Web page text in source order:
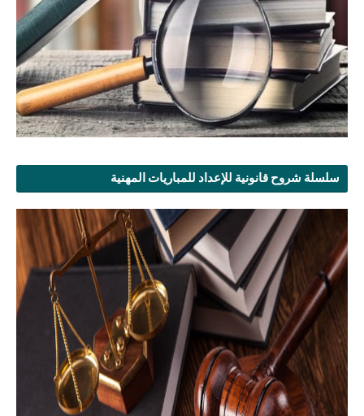
سلسلة شروح قانونية للإعداد للمباريات المهنية